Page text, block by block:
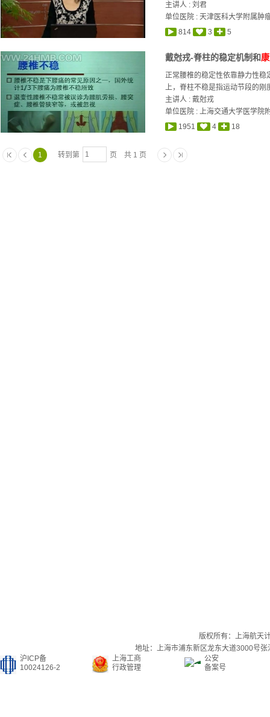
主讲人 :刘君
单位医院 : 天津医科大学附属肿
814
3 5
戴尅戎-脊柱的稳定机制和
正常腰椎的稳定性依靠静力性
上，脊柱不稳是指运动节段的刚
主讲人 :戴尅戎
单位医院 : 上海交通大学医学院
1951
4 18
1 转到第 页 共 1 页
版权所有：上海航天
地址：上海市浦东新区龙东大道3000号
沪ICP备
10024126-2
上海工商
行政管理
公安
备案号